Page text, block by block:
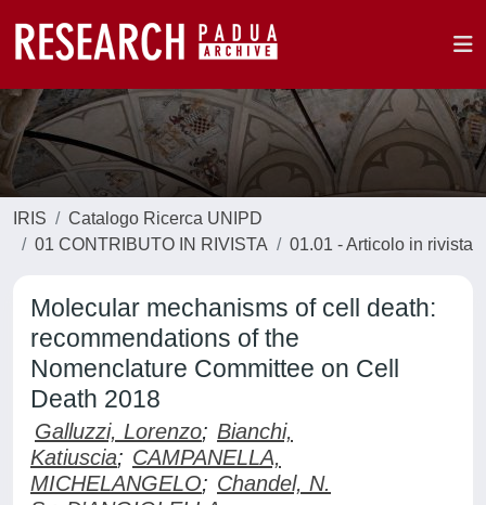
IRIS
Catalogo Ricerca UNIPD
01 CONTRIBUTO IN RIVISTA
01.01 - Articolo in rivista
Molecular mechanisms of cell death:
recommendations of the
Nomenclature Committee on Cell
Death 2018
Galluzzi, Lorenzo; Bianchi,
Katiuscia; CAMPANELLA,
MICHELANGELO; Chandel, N.